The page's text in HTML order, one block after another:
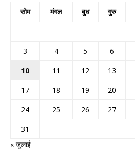
सोम मंगल बुध गुरु
3
4 5 6
10
11 12 13
17
18 19 20
24
25 26 27
31
« जुलाई